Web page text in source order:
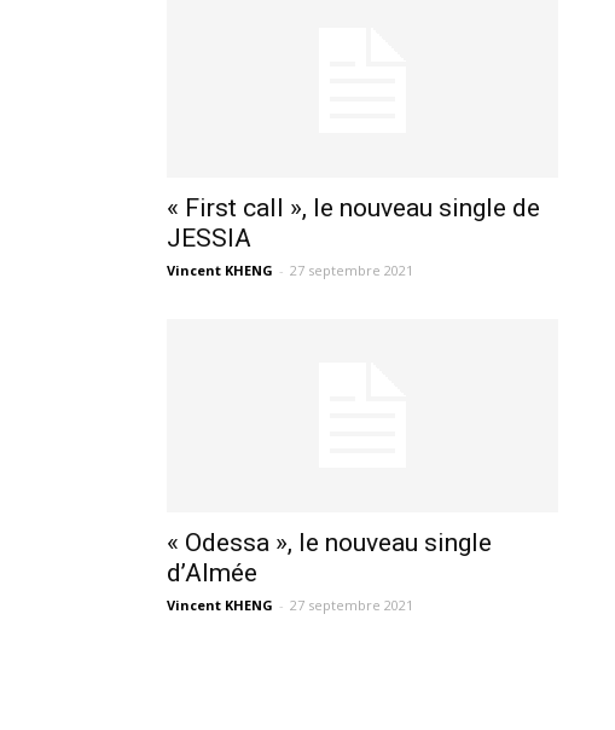
« First call », le nouveau single de
JESSIA
Vincent KHENG - 27 septembre 2021
« Odessa », le nouveau single
d’Almée
Vincent KHENG - 27 septembre 2021